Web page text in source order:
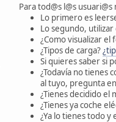
Para tod@s l@s usuari@s
Lo primero es
Lo segundo, utilizar
¿Como visualizar
¿Tipos de carga?
Si quieres saber si
¿Todavía no tienes
al tuyo, pregunta
¿Tienes decidido el
¿Tienes ya coche
¿Ya lo tienes todo